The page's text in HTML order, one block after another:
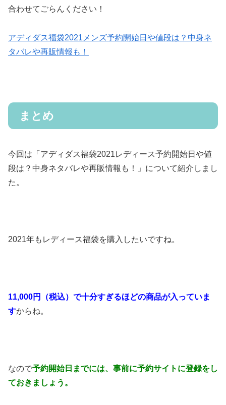
合わせてごらんください！
アディダス福袋2021メンズ予約開始日や値段は？中身ネ
タバレや再販情報も！
まとめ
今回は「アディダス福袋2021レディース予約開始日や値
段は？中身ネタバレや再販情報も！」について紹介しまし
た。
2021年もレディース福袋を購入したいですね。
11,000円（税込）で十分すぎるほどの商品が入っていま
すからね。
なので予約開始日までには、事前に予約サイトに登録をし
ておきましょう。